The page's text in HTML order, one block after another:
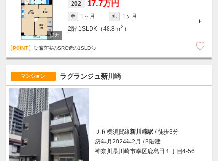
202 17.7万円
敷 1ヶ月 礼
1ヶ月
2階 1SLDK（48.8ｍ2 ）
設備充実のSRC造の1SLDK♪
マンション ラグランジュ新川崎
ＪＲ横須賀線新川崎駅 / 徒歩3分
築年月2024年2月 / 3階建
神奈川県川崎市幸区鹿島田１丁目4-56